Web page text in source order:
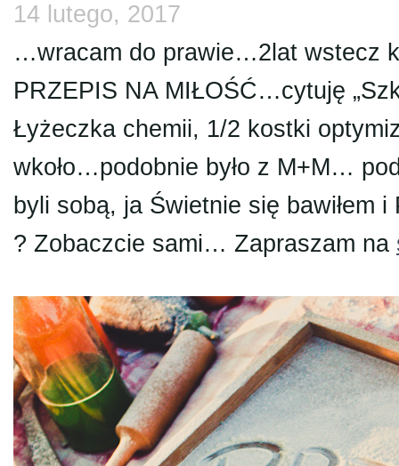
14 lutego, 2017
…wracam do prawie…2lat wstecz
PRZEPIS NA MIŁOŚĆ…cytuję
Łyżeczka chemii, 1/2 kostki
wkoło…podobnie było z M+M…
byli sobą, ja Świetnie się bawiłem
? Zobaczcie sami… Zapraszam na